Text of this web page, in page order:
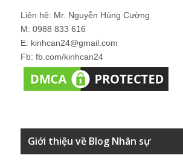
Liên hệ: Mr. Nguyễn Hùng Cường
M: 0988 833 616
E: kinhcan24@gmail.com
Fb: fb.com/kinhcan24
Giới thiệu về Blog Nhân sự